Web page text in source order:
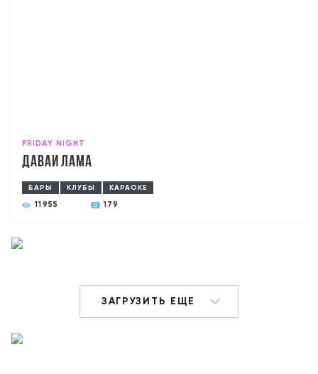
FRIDAY NIGHT
Давай лама
БАРЫ КЛУБЫ КАРАОКЕ
11955 179
ЗАГРУЗИТЬ ЕЩЕ